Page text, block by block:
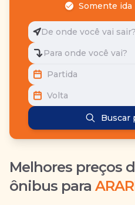
Somente ida
De onde você vai sair?
Para onde você vai?
Partida
Volta
Buscar
Melhores preços
ônibus para